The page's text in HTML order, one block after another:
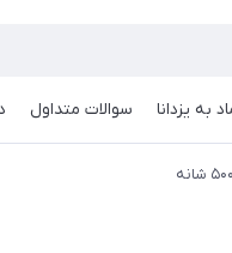
به یزدانا سوالات متداول